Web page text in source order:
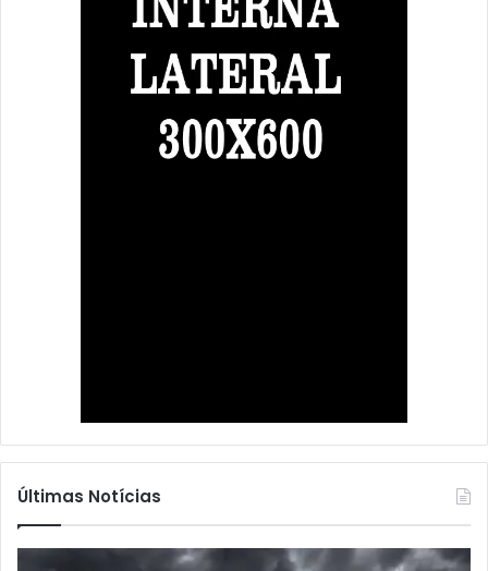
Últimas Notícias